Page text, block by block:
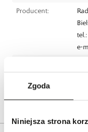
Zgoda
Niniejsza strona
Producent:
e-
ul.
e-
Bezpieczeństwo: